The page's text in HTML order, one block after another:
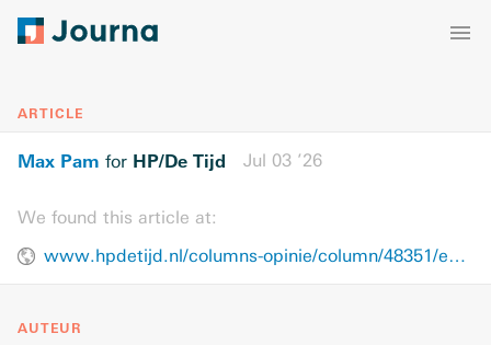
ARTICLE
Max Pam for HP/De Tijd Jul 03 ’26
We found this article at:
www.hpdetijd.nl/columns-opinie/column/48351/een-russische-soldaat-die-met-een-teen-de-oekraiense-grens-ov
AUTEUR